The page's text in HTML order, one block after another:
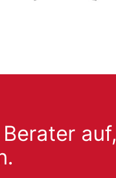
auf,